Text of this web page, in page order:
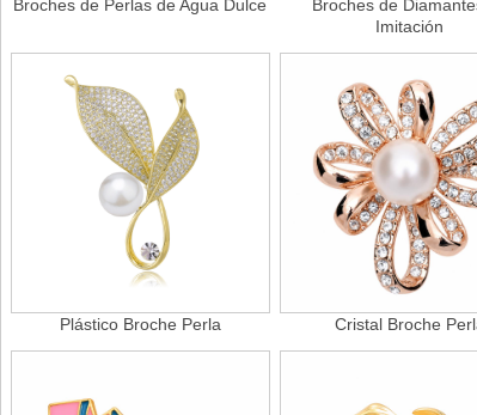
Broches de Perlas de Agua Dulce
Broches de
Imitación
Plástico Broche Perla Cristal Broche